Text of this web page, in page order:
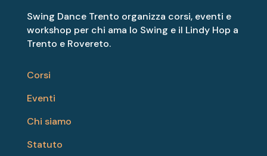
Swing Dance Trento organizza corsi, eventi e
workshop per chi ama lo Swing e il Lindy Hop a
Trento e Rovereto.
Corsi
Eventi
Chi siamo
Statuto